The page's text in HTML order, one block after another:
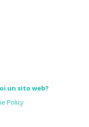
un sito web?
Policy